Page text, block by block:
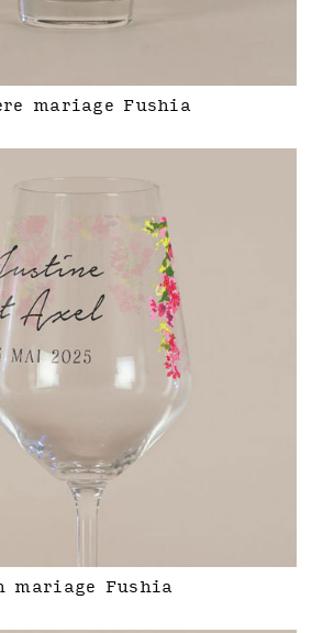
mariage Fushia
mariage Fushia